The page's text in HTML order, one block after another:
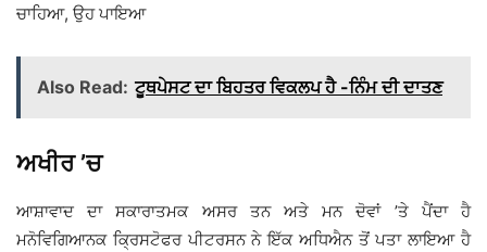
ਚਾਹਿਆ, ਉਹ ਪਾਇਆ
Also Read: ਟੂਥਪੇਸਟ ਦਾ ਬਿਹਤਰ ਵਿਕਲਪ ਹੈ -ਨਿੰਮ ਦੀ ਦਾਤਣ
ਅਖੀਰ ’ਚ
ਆਸ਼ਾਵਾਦ ਦਾ ਸਕਾਰਾਤਮਕ ਅਸਰ ਤਨ ਅਤੇ ਮਨ ਦੋਵਾਂ ’ਤੇ ਪੈਂਦਾ ਹੈ
ਮਨੋਵਿਗਿਆਨਕ ਕ੍ਰਿਸਟੋਫਰ ਪੀਟਰਸਨ ਨੇ ਇੱਕ ਅਧਿਐਨ ਤੋਂ ਪਤਾ ਲਾਇਆ ਹੈ